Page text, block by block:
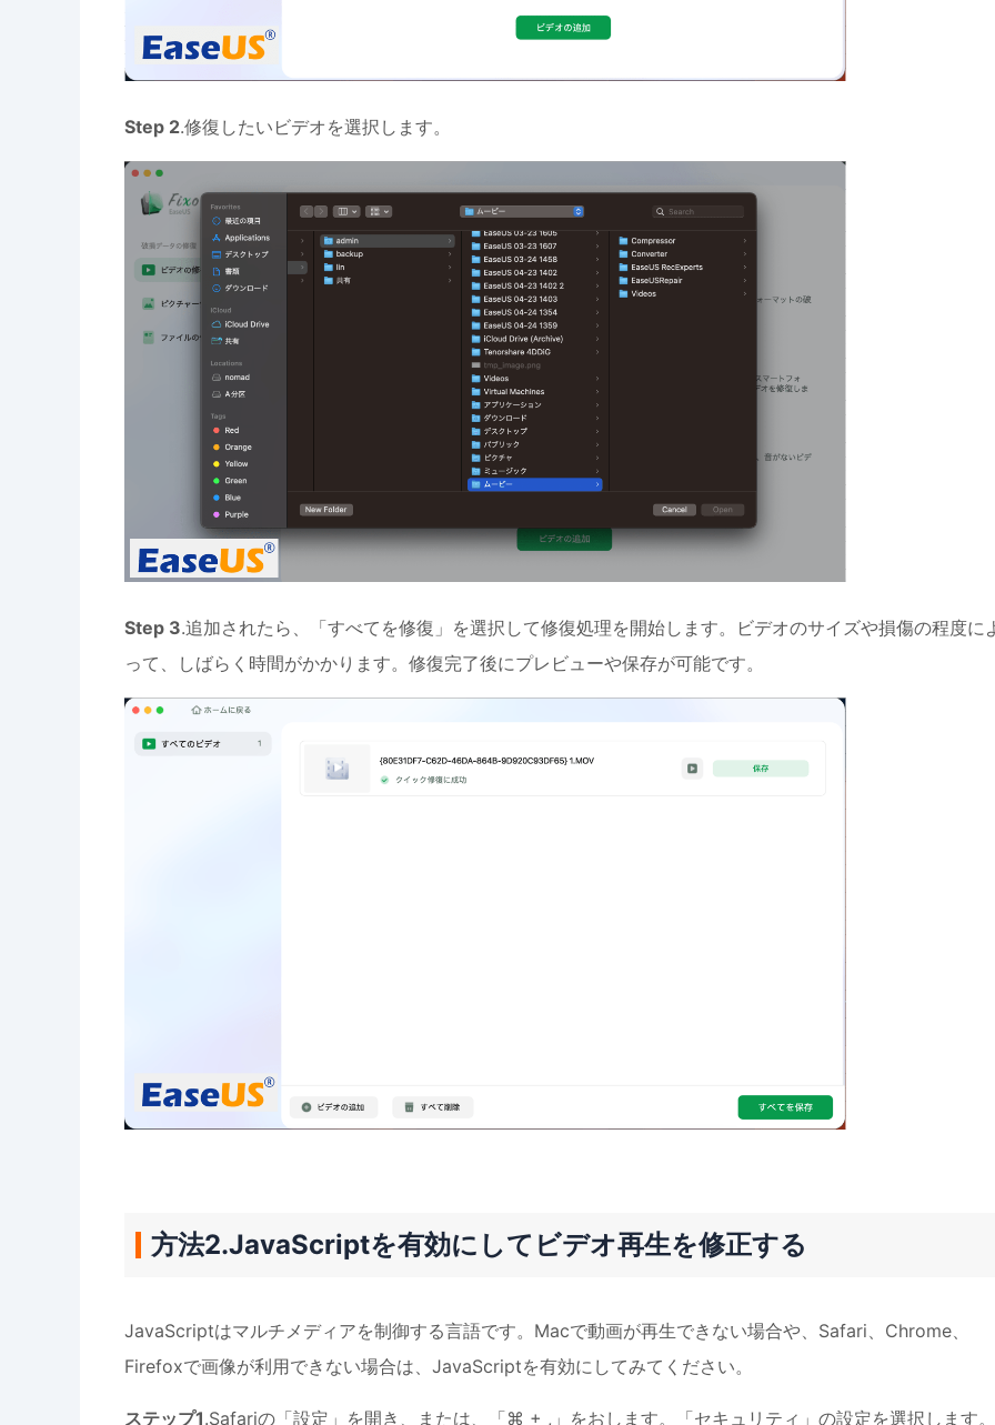
Step 2.修復したいビデオを選択します。
Step 3.追加されたら、「すべてを修復」を選択して修復処理を開始します。ビデオのサイズや損傷の程度に
って、しばらく時間がかかります。修復完了後にプレビューや保存が可能です。
方法2.JavaScriptを有効にしてビデオ再生を修正する
JavaScriptはマルチメディアを制御する言語です。Macで動画が再生できない場合や、Safari、Chrome、
Firefoxで画像が利用できない場合は、JavaScriptを有効にしてみてください。
ステップ1.Safariの「設定」を開き、または、「⌘ + ,」をおします。「セキュリティ」の設定を選択します。